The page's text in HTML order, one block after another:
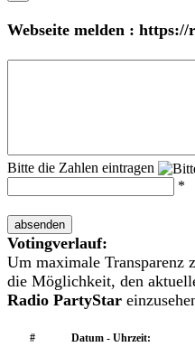
Webseite melden : https://
Bitte die Zahlen eintragen
*
absenden
Votingverlauf:
Um maximale Transparenz
die Möglichkeit, den
Radio PartyStar
# Datum - Uhrzeit: